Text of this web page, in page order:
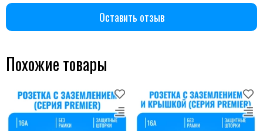
Оставить отзыв
Похожие товары